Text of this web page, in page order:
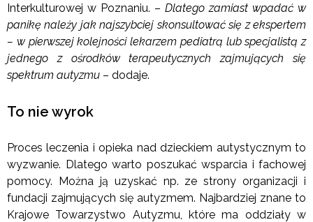
Interkulturowej w Poznaniu. – Dlatego zamiast wpadać w
panikę należy jak najszybciej skonsultować się z ekspertem
– w pierwszej kolejności lekarzem pediatrą lub specjalistą z
jednego z ośrodków terapeutycznych zajmujących się
spektrum autyzmu – dodaje.
To nie wyrok
Proces leczenia i opieka nad dzieckiem autystycznym to
wyzwanie. Dlatego warto poszukać wsparcia i fachowej
pomocy. Można ją uzyskać np. ze strony organizacji i
fundacji zajmujących się autyzmem. Najbardziej znane to
Krajowe Towarzystwo Autyzmu, które ma oddziały w